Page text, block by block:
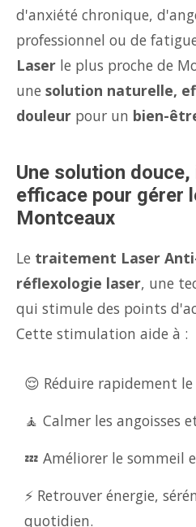
d'anxiété chronique,
professionnel ou de
Laser le plus proche de
une solution naturelle,
douleur pour un bien-
Une solution
efficace pour gérer
Montceaux
Le traitement Laser
réflexologie laser, une
qui stimule des points
Cette stimulation aide à :
😌 Réduire rapidement
🧘 Calmer les angoisses
💤 Améliorer le sommeil
⚡ Retrouver énergie,
quotidien.